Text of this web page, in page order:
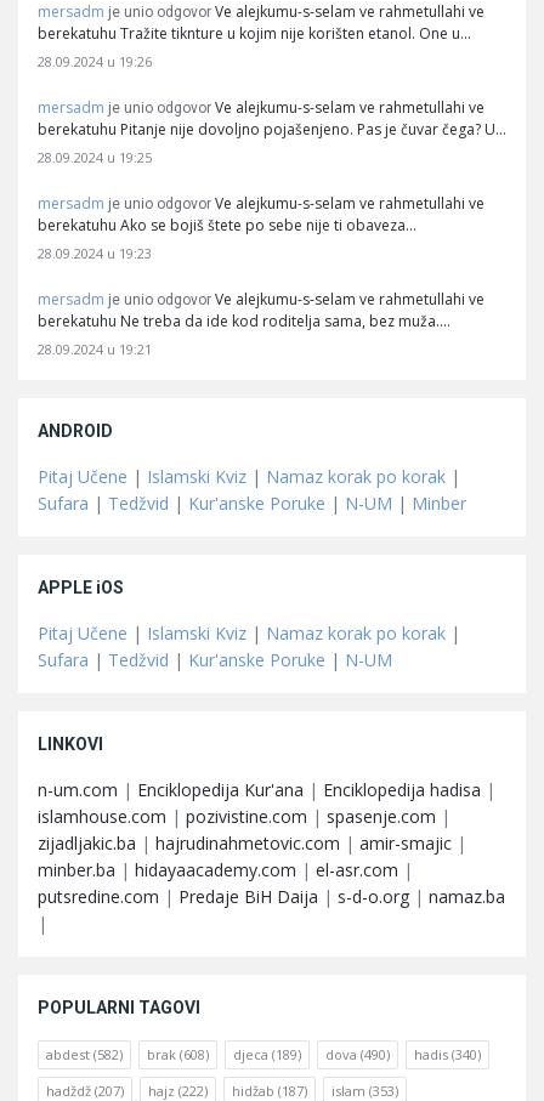
mersadm je unio odgovor Ve alejkumu-s-selam ve rahmetullahi ve
berekatuhu Tražite tiknture u kojim nije korišten etanol. One u…
28.09.2024 u 19:26
mersadm je unio odgovor Ve alejkumu-s-selam ve rahmetullahi ve
berekatuhu Pitanje nije dovoljno pojašenjeno. Pas je čuvar čega? U…
28.09.2024 u 19:25
mersadm je unio odgovor Ve alejkumu-s-selam ve rahmetullahi ve
berekatuhu Ako se bojiš štete po sebe nije ti obaveza…
28.09.2024 u 19:23
mersadm je unio odgovor Ve alejkumu-s-selam ve rahmetullahi ve
berekatuhu Ne treba da ide kod roditelja sama, bez muža.…
28.09.2024 u 19:21
ANDROID
Pitaj Učene | Islamski Kviz | Namaz korak po korak |
Sufara | Tedžvid | Kur'anske Poruke | N-UM | Minber
APPLE iOS
Pitaj Učene | Islamski Kviz | Namaz korak po korak |
Sufara | Tedžvid | Kur'anske Poruke | N-UM
LINKOVI
n-um.com | Enciklopedija Kur'ana | Enciklopedija hadisa |
islamhouse.com | pozivistine.com | spasenje.com |
zijadljakic.ba | hajrudinahmetovic.com | amir-smajic |
minber.ba | hidayaacademy.com | el-asr.com |
putsredine.com | Predaje BiH Daija | s-d-o.org | namaz.ba
|
POPULARNI TAGOVI
abdest (582) brak (608) djeca (189) dova (490) hadis (340)
hadždž (207) hajz (222) hidžab (187) islam (353)